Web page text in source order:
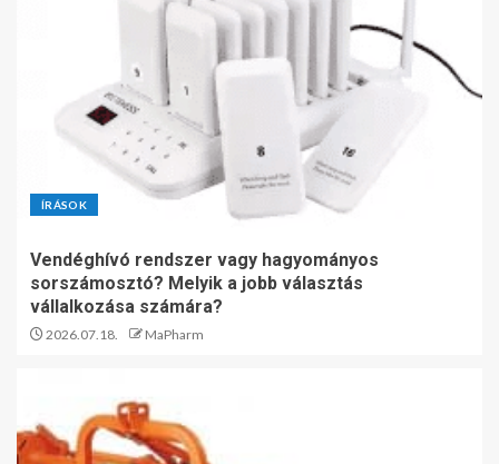
ÍRÁSOK
Vendéghívó rendszer vagy hagyományos
sorszámosztó? Melyik a jobb választás
vállalkozása számára?
2026.07.18. MaPharm